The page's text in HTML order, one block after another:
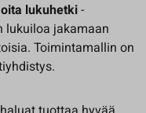
lukuhetki-
lukuiloa jakamaan
Toimintamallin on